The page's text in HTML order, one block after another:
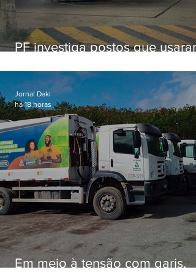
PF investiga postos que usaram
secretário morto em 2020
Em meio à tensão com garis,
Jornal Daki
há 18 horas